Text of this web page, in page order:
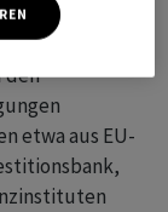
von
gemeint, die
den
etwa aus EU-